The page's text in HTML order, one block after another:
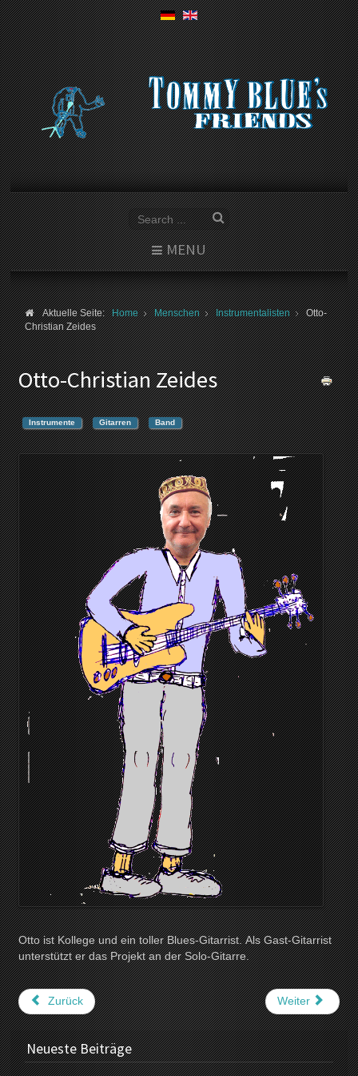
MENU
Aktuelle Seite:Home Menschen Instrumentalisten
Otto-
Christian Zeides
Otto-Christian Zeides
Instrumente Gitarren Band
Otto ist Kollege und ein toller Blues-Gitarrist. Als Gast-Gitarrist
unterstützt er das Projekt an der Solo-Gitarre.
Zurück Weiter
Neueste Beiträge